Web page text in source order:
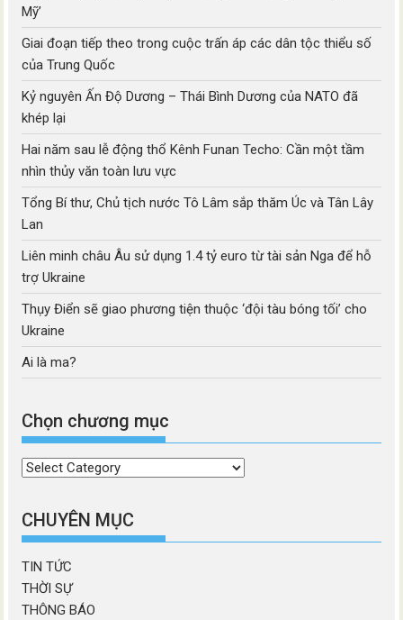
Mỹ’
Giai đoạn tiếp theo trong cuộc trấn áp các dân tộc thiểu số
của Trung Quốc
Kỷ nguyên Ấn Độ Dương – Thái Bình Dương của NATO đã
khép lại
Hai năm sau lễ động thổ Kênh Funan Techo: Cần một tầm
nhìn thủy văn toàn lưu vực
Tổng Bí thư, Chủ tịch nước Tô Lâm sắp thăm Úc và Tân Lây
Lan
Liên minh châu Âu sử dụng 1.4 tỷ euro từ tài sản Nga để hỗ
trợ Ukraine
Thụy Điển sẽ giao phương tiện thuộc ‘đội tàu bóng tối’ cho
Ukraine
Ai là ma?
Chọn chương mục
Chọn
mục
CHUYÊN MỤC
TIN TỨC
THỜI SỰ
THÔNG BÁO